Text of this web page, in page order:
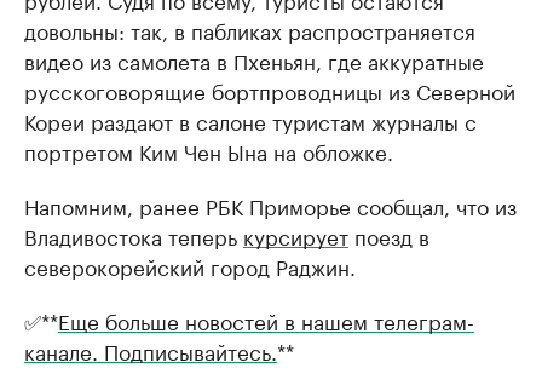
довольны: так, в пабликах распространяется
видео из самолета в Пхеньян, где аккуратные
русскоговорящие бортпроводницы из Северной
Кореи раздают в салоне туристам журналы с
портретом Ким Чен Ына на обложке.
Напомним, ранее РБК Приморье сообщал, что из
Владивостока теперь курсирует поезд в
северокорейский город Раджин.
✅**Еще больше новостей в нашем телеграм-
канале. Подписывайтесь. **